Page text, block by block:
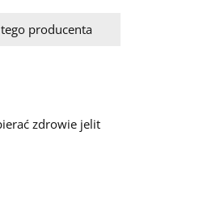
producenta
zdrowie jelit